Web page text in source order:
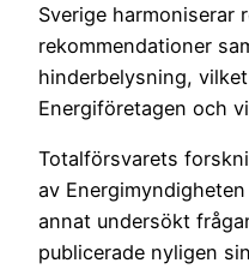
Sverige harmoniserar
rekommendationer
hinderbelysning,
Energiföretagen och
Totalförsvarets
av
annat undersökt
publicerade nyligen